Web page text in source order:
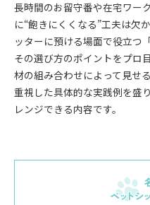
長時間のお留守番や在宅ワー
に“飽きにくくなる”工夫は欠
ッターに預ける場面で役立つ
その選び方のポイントをプロ
材の組み合わせによって見せ
重視した具体的な実践例を盛
レンジできる内容です。